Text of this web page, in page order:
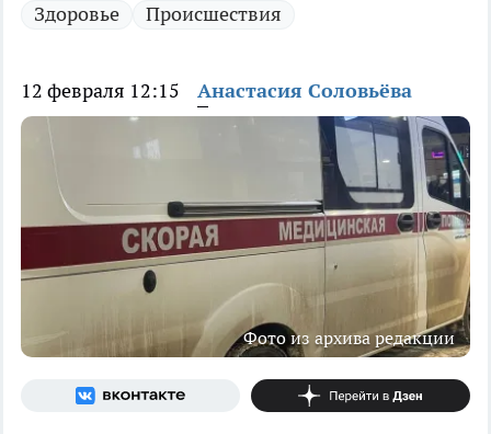
Здоровье Происшествия
12 февраля 12:15 Анастасия Соловьёва
Фото из архива редакции